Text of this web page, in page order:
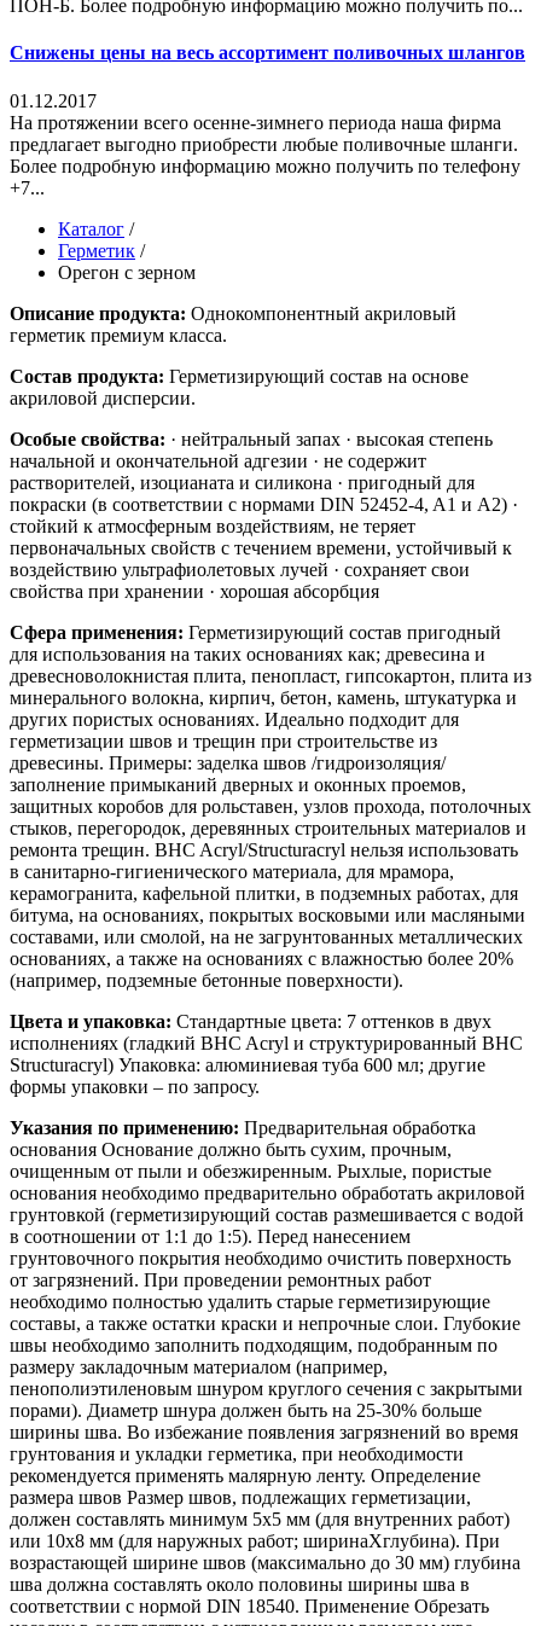
ПОН-Б. Более подробную информацию можно получить по...
Снижены цены на весь ассортимент поливочных шлангов
01.12.2017
На протяжении всего осенне-зимнего периода наша фирма
предлагает выгодно приобрести любые поливочные шланги.
Более подробную информацию можно получить по телефону
+7...
Каталог /
Герметик /
Орегон с зерном
Описание продукта: Однокомпонентный акриловый
герметик премиум класса.
Состав продукта: Герметизирующий состав на основе
акриловой дисперсии.
Особые свойства: · нейтральный запах · высокая степень
начальной и окончательной адгезии · не содержит
растворителей, изоцианата и силикона · пригодный для
покраски (в соответствии с нормами DIN 52452-4, A1 и A2) ·
стойкий к атмосферным воздействиям, не теряет
первоначальных свойств с течением времени, устойчивый к
воздействию ультрафиолетовых лучей · сохраняет свои
свойства при хранении · хорошая абсорбция
Сфера применения: Герметизирующий состав пригодный
для использования на таких основаниях как; древесина и
древесноволокнистая плита, пенопласт, гипсокартон, плита из
минерального волокна, кирпич, бетон, камень, штукатурка и
других пористых основаниях. Идеально подходит для
герметизации швов и трещин при строительстве из
древесины. Примеры: заделка швов /гидроизоляция/
заполнение примыканий дверных и оконных проемов,
защитных коробов для рольставен, узлов прохода, потолочных
стыков, перегородок, деревянных строительных материалов и
ремонта трещин. BHC Acryl/Structuracryl нельзя использовать
в санитарно-гигиенического материала, для мрамора,
керамогранита, кафельной плитки, в подземных работах, для
битума, на основаниях, покрытых восковыми или масляными
составами, или смолой, на не загрунтованных металлических
основаниях, а также на основаниях с влажностью более 20%
(например, подземные бетонные поверхности).
Цвета и упаковка: Стандартные цвета: 7 оттенков в двух
исполнениях (гладкий BHC Acryl и структурированный BHC
Structuracryl) Упаковка: алюминиевая туба 600 мл; другие
формы упаковки – по запросу.
Указания по применению: Предварительная обработка
основания Основание должно быть сухим, прочным,
очищенным от пыли и обезжиренным. Рыхлые, пористые
основания необходимо предварительно обработать акриловой
грунтовкой (герметизирующий состав размешивается с водой
в соотношении от 1:1 до 1:5). Перед нанесением
грунтовочного покрытия необходимо очистить поверхность
от загрязнений. При проведении ремонтных работ
необходимо полностью удалить старые герметизирующие
составы, а также остатки краски и непрочные слои. Глубокие
швы необходимо заполнить подходящим, подобранным по
размеру закладочным материалом (например,
пенополиэтиленовым шнуром круглого сечения с закрытыми
порами). Диаметр шнура должен быть на 25-30% больше
ширины шва. Во избежание появления загрязнений во время
грунтования и укладки герметика, при необходимости
рекомендуется применять малярную ленту. Определение
размера швов Размер швов, подлежащих герметизации,
должен составлять минимум 5х5 мм (для внутренних работ)
или 10х8 мм (для наружных работ; ширинаХглубина). При
возрастающей ширине швов (максимально до 30 мм) глубина
шва должна составлять около половины ширины шва в
соответствии с нормой DIN 18540. Применение Обрезать